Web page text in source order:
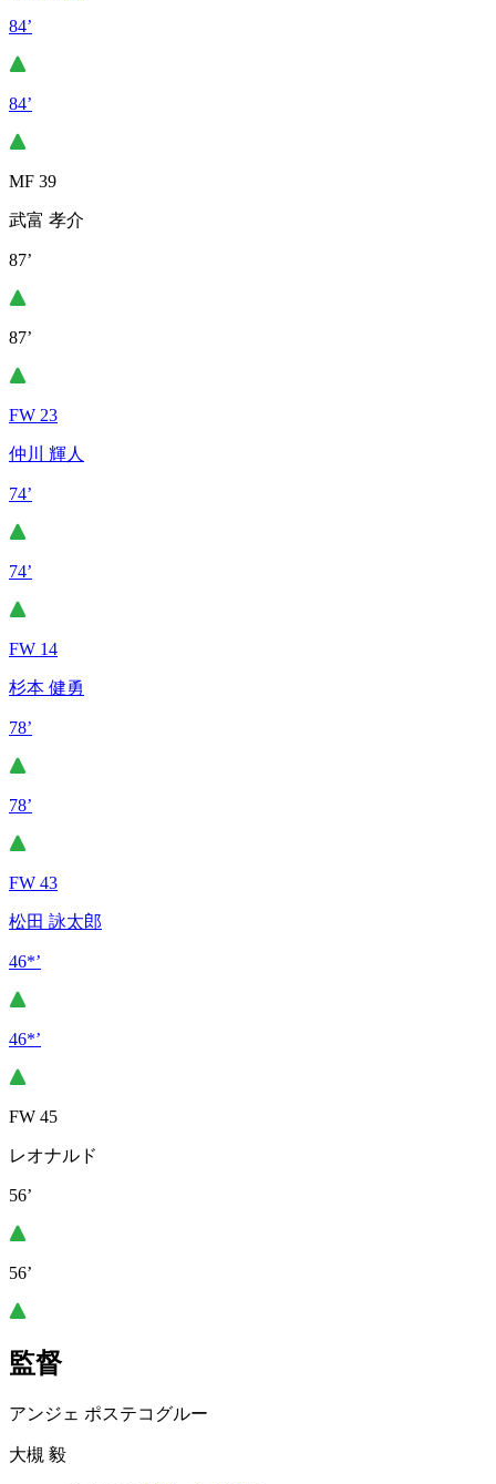
84’
84’
MF 39
武富 孝介
87’
87’
FW 23
仲川 輝人
74’
74’
FW 14
杉本 健勇
78’
78’
FW 43
松田 詠太郎
46*’
46*’
FW 45
レオナルド
56’
56’
監督
アンジェ ポステコグルー
大槻 毅